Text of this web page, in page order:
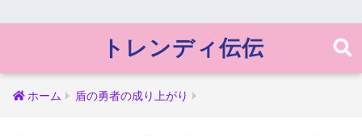
トレンディ伝伝
ホーム 盾の勇者の成り上がり